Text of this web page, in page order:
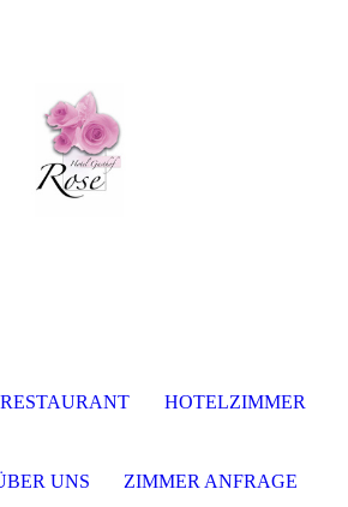
RESTAURANT HOTELZIMMER
UNS ZIMMER ANFRAGE